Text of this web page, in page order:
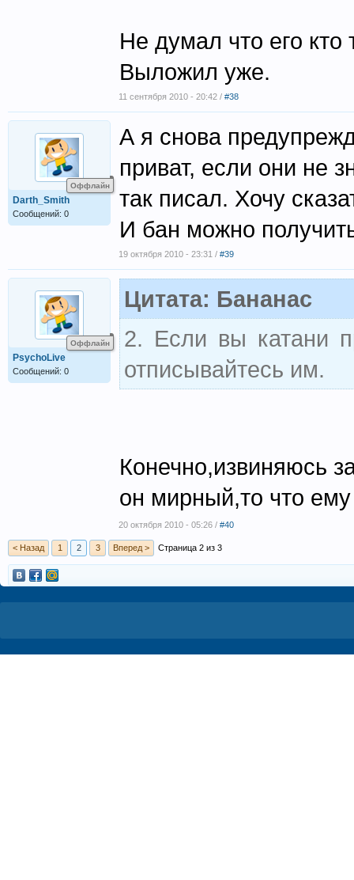
Не думал что его кто
Выложил уже.
11 сентября 2010 - 20:42 / #38
Оффлайн
Darth_Smith
Сообщений: 0
А я снова
приват, если они не
так писал. Хочу
И бан можно
19 октября 2010 - 23:31 / #39
Оффлайн
PsychoLive
Сообщений: 0
Цитата: Бананас
2. Если вы катани
отписывайтесь им.
Конечно,извиняюсь
он мирный,то что
20 октября 2010 - 05:26 / #40
< Назад 1 2 3 Вперед > Страница 2 из 3